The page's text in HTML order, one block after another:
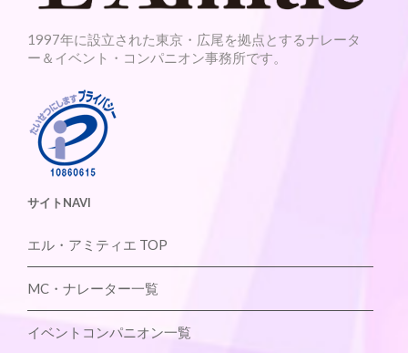
1997年に設立された東京・広尾を拠点とするナレータ
ー＆イベント・コンパニオン事務所です。
サイトNAVI
エル・アミティエ TOP
MC・ナレーター一覧
イベントコンパニオン一覧